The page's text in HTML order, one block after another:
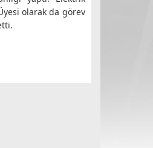
olarak da görev